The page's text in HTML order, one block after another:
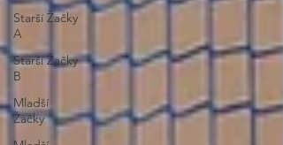
Starší Žačky
A
Starší Žačky
B
Mladší
Žačky